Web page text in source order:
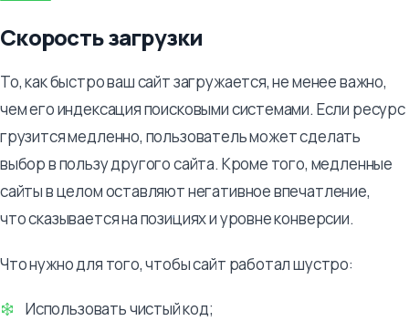
Скорость загрузки
То, как быстро ваш сайт загружается, не менее важно,
чем его индексация поисковыми системами. Если ресурс
грузится медленно, пользователь может сделать
выбор в пользу другого сайта. Кроме того, медленные
сайты в целом оставляют негативное впечатление,
что сказывается на позициях и уровне конверсии.
Что нужно для того, чтобы сайт работал шустро:
Использовать чистый код;